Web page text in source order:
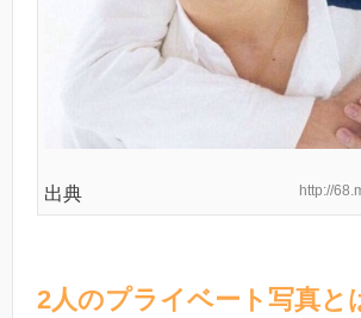
出典 http://
2人のプライベート写真と